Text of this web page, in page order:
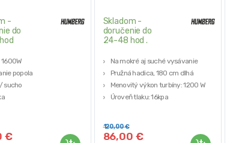
-
do
popola
sucho
€
Skladom -
doručenie do
24-48 hod .
Na mokré aj suché vysávanie
Pružná hadica, 180 cm dlhá
Menovitý výkon turbíny: 1200 W
Úroveň tlaku: 16kpa
86,00 €
120,00€